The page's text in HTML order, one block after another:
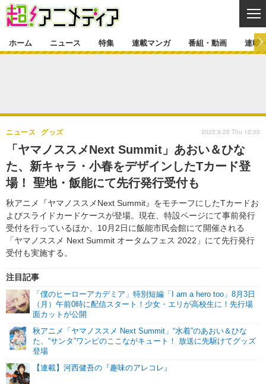
ゲーム・アプリ マンガ
グッズ イベント
声優 コスプレ
舞台 新帝スタ
特集一覧 カバー
ラキりす
連載マンガ
番組・動画
番組・動画一覧 ラジオ
動画
連載・ブログ
連載・ブログ一覧 コラム
編集部ブログ・お知らせ
ホーム ニュース 特集 連載マンガ 番組・動画 連載
「ヤマノススメNext Summit」あおい＆ひな
た、新キャラ・小春をデザインしたTカード登
場！ 聖地・飯能にて先行発行受付も
秋アニメ『ヤマノススメNext Summit』をモチーフにしたTカードお
よびスライドカードケースが登場。現在、特設ページにて事前発行
受付を行っているほか、10月2日に飯能市民会館にて開催される
「ヤマノススメ Next Summit オータムフェス 2022」にて先行発行
受付も実施する。
ニュース グッズ
注目記事
「僕のヒーローアカデミア」特別短編「I am a hero too」8月3日
（月）午前0時に配信スタート！少女・エリが高校生に！先行場
面カットが公開
秋アニメ「ヤマノススメ Next Summit」“水着”のあおい＆ひな
た、“サンタ”ワンピのここながキュート！ 放送に先駆けてグッズ
登場
【連載】河西健吾の『趣味のアレコレ』
2022.9.22 Thu 12:00